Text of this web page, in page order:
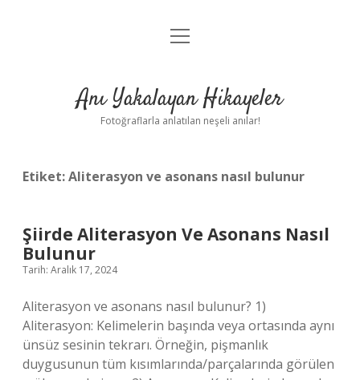
Anasayfa
Yasal Uyarı
menüyü
Anı Yakalayan Hikayeler
Fotoğraflarla anlatılan neşeli anılar!
Etiket:Aliterasyon ve asonans nasıl bulunur
Şiirde Aliterasyon Ve Asonans Nasıl
Bulunur
Tarih: Aralık 17, 2024
Aliterasyon ve asonans nasıl bulunur? 1)
Aliterasyon: Kelimelerin başında veya ortasında aynı
ünsüz sesinin tekrarı. Örneğin, pişmanlık
duygusunun tüm kısımlarında/parçalarında görülen